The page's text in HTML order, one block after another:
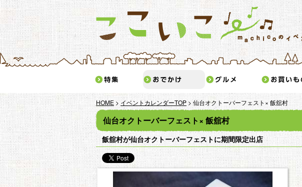
HOME > イベントカレンダーTOP > 仙台オクトーバーフェスト× 飯舘村
仙台オクトーバーフェスト× 飯舘村
飯舘村が仙台オクトーバーフェストに期間限定出店